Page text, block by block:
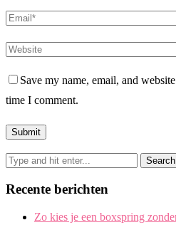
Save my name, email, and
time I comment.
Recente berichten
Zo kies je een boxspring